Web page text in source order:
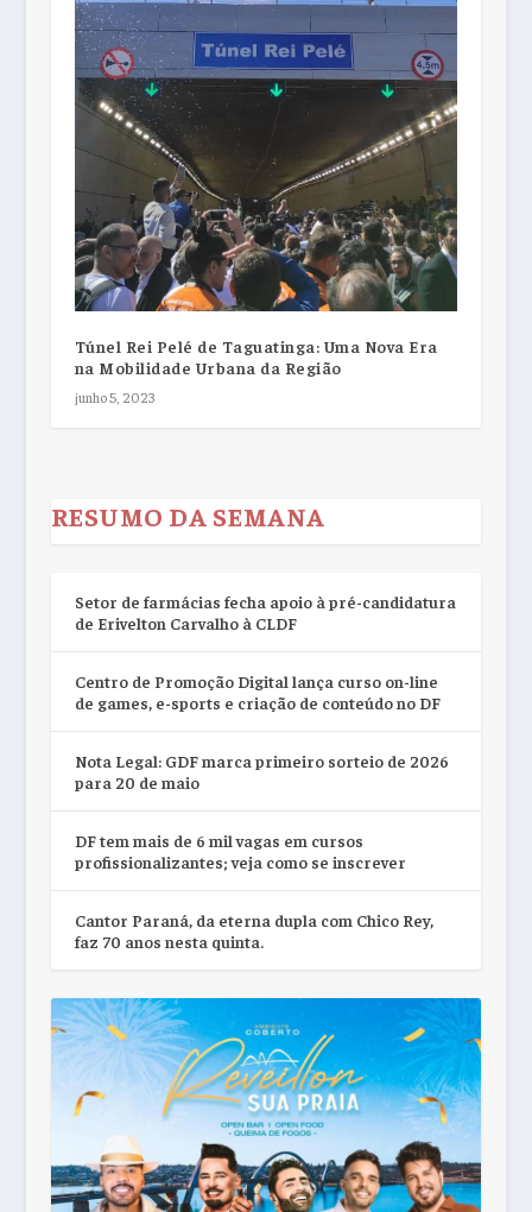
Túnel Rei Pelé de Taguatinga: Uma Nova Era
na Mobilidade Urbana da Região
junho 5, 2023
RESUMO DA SEMANA
Setor de farmácias fecha apoio à pré-candidatura
de Erivelton Carvalho à CLDF
Centro de Promoção Digital lança curso on-line
de games, e-sports e criação de conteúdo no DF
Nota Legal: GDF marca primeiro sorteio de 2026
para 20 de maio
DF tem mais de 6 mil vagas em cursos
profissionalizantes; veja como se inscrever
Cantor Paraná, da eterna dupla com Chico Rey,
faz 70 anos nesta quinta.